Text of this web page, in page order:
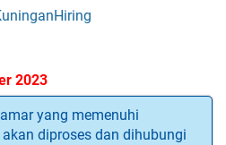
2023
yang memenuhi
diproses dan dihubungi